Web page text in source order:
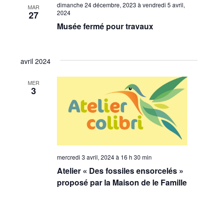
MAR
27
Musée fermé pour travaux
dimanche 24 décembre, 2023 à vendredi 5 avril,
2024
avril 2024
MER
3
Atelier « Des fossiles ensorcelés »
proposé par la Maison de le Famille
mercredi 3 avril, 2024 à 16 h 30 min